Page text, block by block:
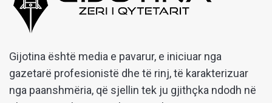
Gijotina është media e pavarur, e iniciuar nga
gazetarë profesionistë dhe të rinj, të karakterizuar
nga paanshmëria, që sjellin tek ju gjithçka ndodh në